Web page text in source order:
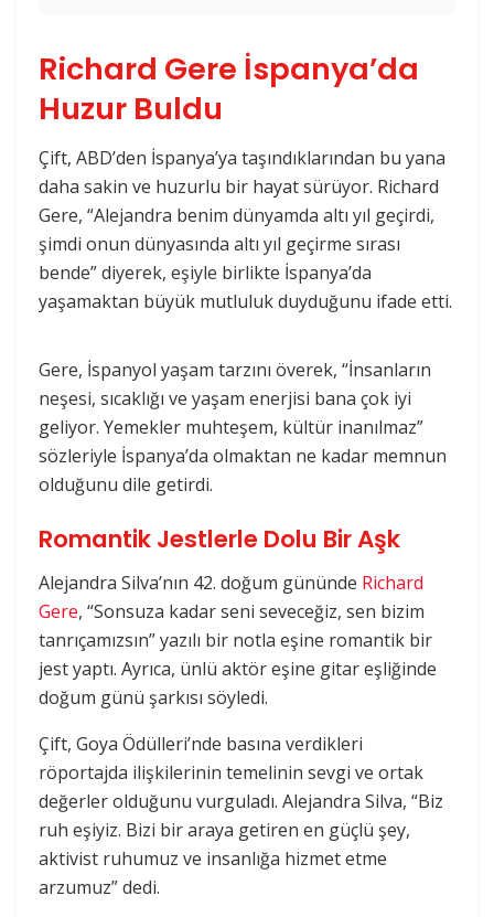
Richard Gere İspanya’da
Huzur Buldu
Çift, ABD’den İspanya’ya taşındıklarından bu yana
daha sakin ve huzurlu bir hayat sürüyor. Richard
Gere, “Alejandra benim dünyamda altı yıl geçirdi,
şimdi onun dünyasında altı yıl geçirme sırası
bende” diyerek, eşiyle birlikte İspanya’da
yaşamaktan büyük mutluluk duyduğunu ifade etti.
Gere, İspanyol yaşam tarzını överek, “İnsanların
neşesi, sıcaklığı ve yaşam enerjisi bana çok iyi
geliyor. Yemekler muhteşem, kültür inanılmaz”
sözleriyle İspanya’da olmaktan ne kadar memnun
olduğunu dile getirdi.
Romantik Jestlerle Dolu Bir Aşk
Alejandra Silva’nın 42. doğum gününde Richard
Gere, “Sonsuza kadar seni seveceğiz, sen bizim
tanrıçamızsın” yazılı bir notla eşine romantik bir
jest yaptı. Ayrıca, ünlü aktör eşine gitar eşliğinde
doğum günü şarkısı söyledi.
Çift, Goya Ödülleri’nde basına verdikleri
röportajda ilişkilerinin temelinin sevgi ve ortak
değerler olduğunu vurguladı. Alejandra Silva, “Biz
ruh eşiyiz. Bizi bir araya getiren en güçlü şey,
aktivist ruhumuz ve insanlığa hizmet etme
arzumuz” dedi.